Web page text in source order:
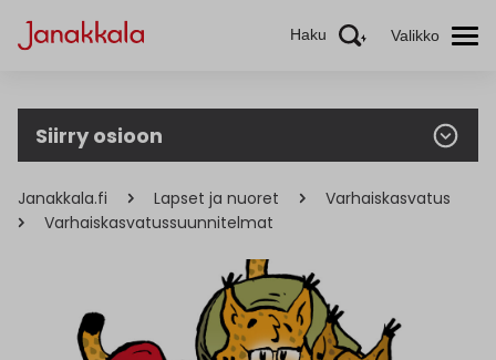
Haku Valikko
Siirry osioon
Janakkala.fi Lapset ja nuoret
Varhaiskasvatus
Varhaiskasvatussuunnitelmat